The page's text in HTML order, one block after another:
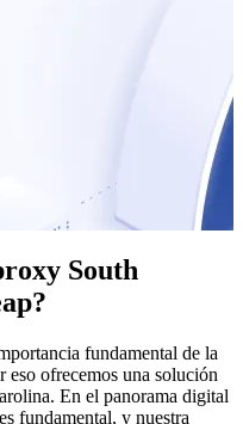
South
fundamental de la
eso ofrecemos una solución
En el panorama digital
fundamental, y nuestra